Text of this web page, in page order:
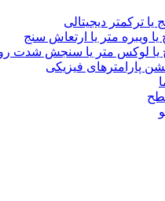
ترکمتر دیجیتالی
ویبره متر یا ارتعاش سنج
لوکس متر یا سنجش شدت
پارامترهای فیزیکی